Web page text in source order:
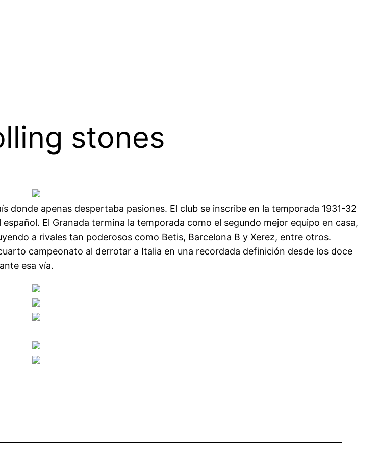
stones
donde apenas despertaba pasiones. El club se inscribe en la temporada 1931-32
El Granada termina la temporada como el segundo mejor equipo en casa,
a rivales tan poderosos como Betis, Barcelona B y Xerez, entre otros.
campeonato al derrotar a Italia en una recordada definición desde los doce
esa vía.